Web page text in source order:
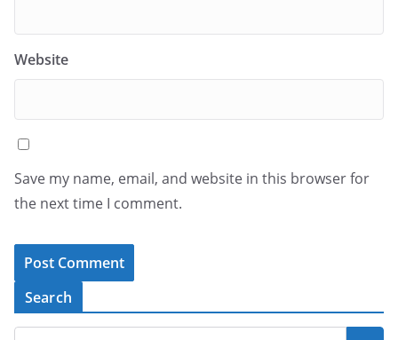
Website
Save my name, email, and website in this browser for
the next time I comment.
Search